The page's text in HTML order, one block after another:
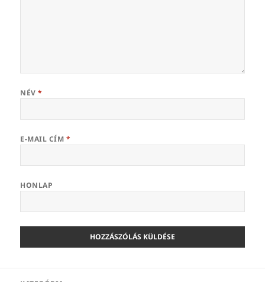
NÉV*
E-MAIL CÍM *
HONLAP